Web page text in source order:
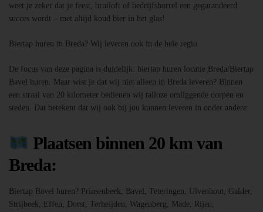
weet je zeker dat je feest, bruiloft of bedrijfsborrel een gegarandeerd
succes wordt – met altijd koud bier in het glas!
Biertap huren in Breda? Wij leveren ook in de hele regio
De focus van deze pagina is duidelijk: biertap huren locatie Breda/Biertap
Bavel huren. Maar wist je dat wij niet alleen in Breda leveren? Binnen
een straal van 20 kilometer bedienen wij talloze omliggende dorpen en
steden. Dat betekent dat wij ook bij jou kunnen leveren in onder andere:
Plaatsen binnen 20 km van
Breda:
Biertap Bavel huren? Prinsenbeek, Bavel, Teteringen, Ulvenhout, Galder,
Strijbeek, Effen, Dorst, Terheijden, Wagenberg, Made, Rijen,